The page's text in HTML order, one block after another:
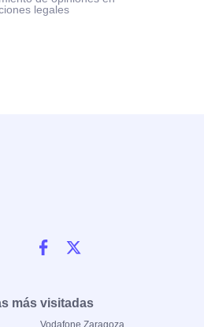
legales
más visitadas
Vodafone Zaragoza